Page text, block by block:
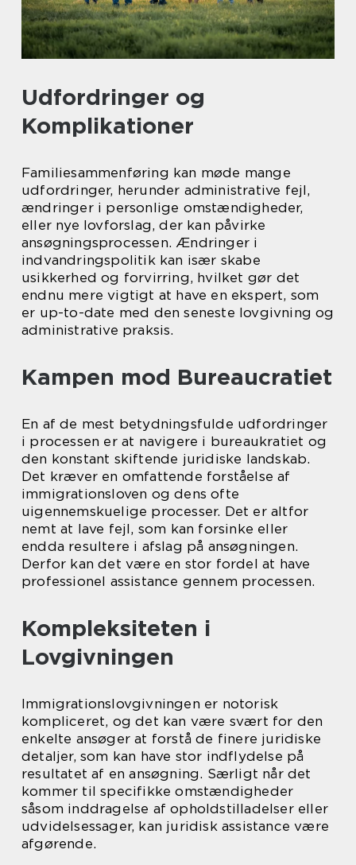
Udfordringer og
Komplikationer
Familiesammenføring kan møde mange
udfordringer, herunder administrative fejl,
ændringer i personlige omstændigheder,
eller nye lovforslag, der kan påvirke
ansøgningsprocessen. Ændringer i
indvandringspolitik kan især skabe
usikkerhed og forvirring, hvilket gør det
endnu mere vigtigt at have en ekspert, som
er up-to-date med den seneste lovgivning og
administrative praksis.
Kampen mod Bureaucratiet
En af de mest betydningsfulde udfordringer
i processen er at navigere i bureaukratiet og
den konstant skiftende juridiske landskab.
Det kræver en omfattende forståelse af
immigrationsloven og dens ofte
uigennemskuelige processer. Det er altfor
nemt at lave fejl, som kan forsinke eller
endda resultere i afslag på ansøgningen.
Derfor kan det være en stor fordel at have
professionel assistance gennem processen.
Kompleksiteten i
Lovgivningen
Immigrationslovgivningen er notorisk
kompliceret, og det kan være svært for den
enkelte ansøger at forstå de finere juridiske
detaljer, som kan have stor indflydelse på
resultatet af en ansøgning. Særligt når det
kommer til specifikke omstændigheder
såsom inddragelse af opholdstilladelser eller
udvidelsessager, kan juridisk assistance være
afgørende.